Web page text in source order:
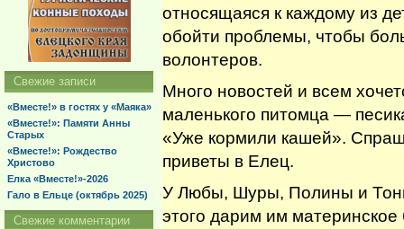
относящаяся к каждому из
обойти проблемы, чтобы
волонтеров.
Много новостей и всем
маленького питомца —
«Уже кормили кашей».
приветы в Елец.
У Любы, Шуры, Полины и
этого дарим им
Свежие записи
«Вместе!» в гостях у «Маяка»
«Вместе!»: Памяти Анны
Старых
«Вместе!»: Рождество
Христово
Елка «Вместе!»-2026
Гало в Ельце (октябрь 2025)
Свежие комментарии